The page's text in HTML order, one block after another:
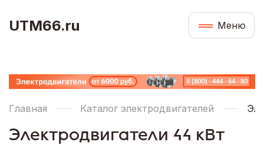
UTM66.ru Меню
Главная Каталог электродвигателей
Электродвигатели 44 кВт